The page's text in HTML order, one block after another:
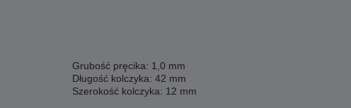
Grubość pręcika: 1,0 mm
Długość kolczyka: 42 mm
Szerokość kolczyka: 12 mm